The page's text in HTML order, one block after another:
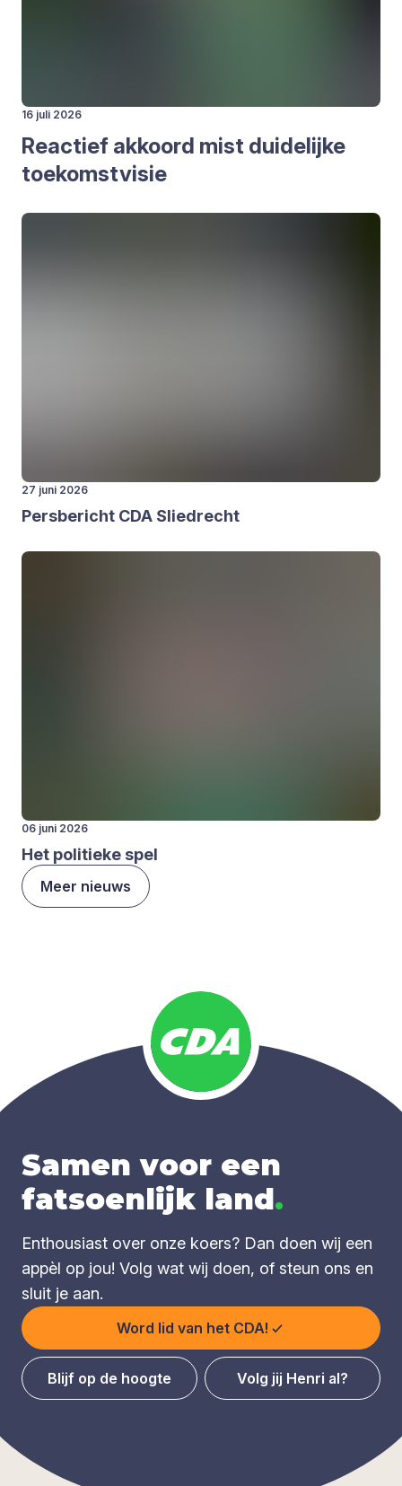
16 juli 2026
Reac­tief akkoord mist dui­de­lij­ke
toe­komst­vi­sie
27 juni 2026
Pers­be­richt CDA Sliedrecht
06 juni 2026
Het poli­tie­ke spel
Meer nieuws
Samen voor een
fatsoenlijk land.
Enthousiast over onze koers? Dan doen wij een
appèl op jou! Volg wat wij doen, of steun ons en
sluit je aan.
Word lid van het CDA!
Blijf op de hoogte Volg jij Henri al?